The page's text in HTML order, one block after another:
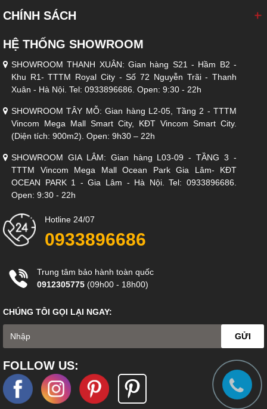
CHÍNH SÁCH
HỆ THỐNG SHOWROOM
SHOWROOM THANH XUÂN: Gian hàng S21 - Hầm B2 -
Khu R1- TTTM Royal City - Số 72 Nguyễn Trãi - Thanh
Xuân - Hà Nội. Tel: 0933896686. Open: 9:30 - 22h
SHOWROOM TÂY MỖ: Gian hàng L2-05, Tầng 2 - TTTM
Vincom Mega Mall Smart City, KĐT Vincom Smart City.
(Diện tích: 900m2). Open: 9h30 – 22h
SHOWROOM GIA LÂM: Gian hàng L03-09 - TẦNG 3 -
TTTM Vincom Mega Mall Ocean Park Gia Lâm- KĐT
OCEAN PARK 1 - Gia Lâm - Hà Nội. Tel: 0933896686.
Open: 9:30 - 22h
Hotline 24/07
0933896686
Trung tâm bảo hành toàn quốc
0912305775 (09h00 - 18h00)
CHÚNG TÔI GỌI LẠI NGAY:
GỬI
FOLLOW US: